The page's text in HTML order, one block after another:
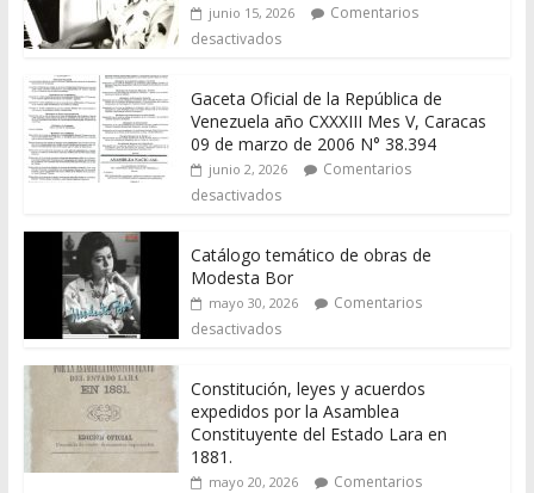
junio 15, 2026
Comentarios
desactivados
Gaceta Oficial de la República de
Venezuela año CXXXIII Mes V, Caracas
09 de marzo de 2006 N° 38.394
junio 2, 2026
Comentarios
desactivados
Catálogo temático de obras de
Modesta Bor
mayo 30, 2026
Comentarios
desactivados
Constitución, leyes y acuerdos
expedidos por la Asamblea
Constituyente del Estado Lara en
1881.
mayo 20, 2026
Comentarios